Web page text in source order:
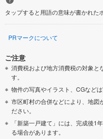
タップすると用語の意味が書かれた
PRマークについて
ご注意
消費税および地方消費税の対象と
す。
物件の写真やイラスト、CGなど
市区町村の合併などにより、地図
ださい。
「新築一戸建て」には、完成後1
る場合があります。